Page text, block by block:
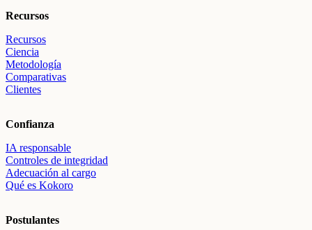
Recursos
Recursos
Ciencia
Metodología
Comparativas
Clientes
Confianza
IA responsable
Controles de integridad
Adecuación al cargo
Qué es Kokoro
Postulantes